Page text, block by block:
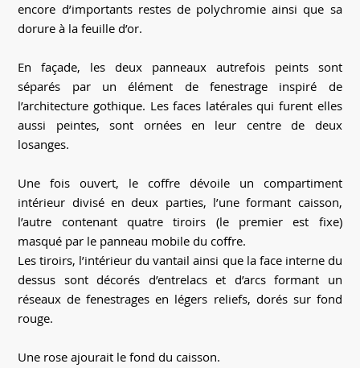
encore d’importants restes de polychromie ainsi que sa
dorure à la feuille d’or.
En façade, les deux panneaux autrefois peints sont
séparés par un élément de fenestrage inspiré de
l’architecture gothique. Les faces latérales qui furent elles
aussi peintes, sont ornées en leur centre de deux
losanges.
Une fois ouvert, le coffre dévoile un compartiment
intérieur divisé en deux parties, l’une formant caisson,
l’autre contenant quatre tiroirs (le premier est fixe)
masqué par le panneau mobile du coffre.
Les tiroirs, l’intérieur du vantail ainsi que la face interne du
dessus sont décorés d’entrelacs et d’arcs formant un
réseaux de fenestrages en légers reliefs, dorés sur fond
rouge.
Une rose ajourait le fond du caisson.